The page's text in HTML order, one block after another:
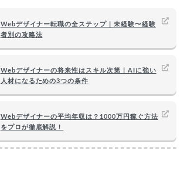
Webデザイナー転職の全ステップ｜未経験〜経験
者別の攻略法
Webデザイナーの将来性はスキル次第｜AIに強い
人材になるための3つの条件
Webデザイナーの平均年収は？1000万円稼ぐ方法
をプロが徹底解説！